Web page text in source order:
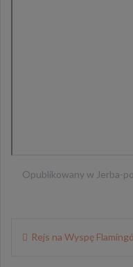
Opublikowany w Jerba-
Nawigacja
wpisu
Rejs na Wyspę